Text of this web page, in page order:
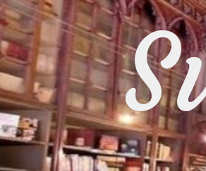
Skip
to
content